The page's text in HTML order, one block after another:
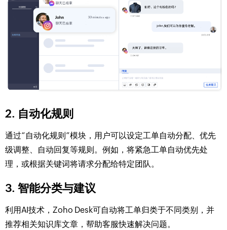
2. 自动化规则
通过“自动化规则”模块，用户可以设定工单自动分配、优先
级调整、自动回复等规则。例如，将紧急工单自动优先处
理，或根据关键词将请求分配给特定团队。
3. 智能分类与建议
利用AI技术，Zoho Desk可自动将工单归类于不同类别，并
推荐相关知识库文章，帮助客服快速解决问题。